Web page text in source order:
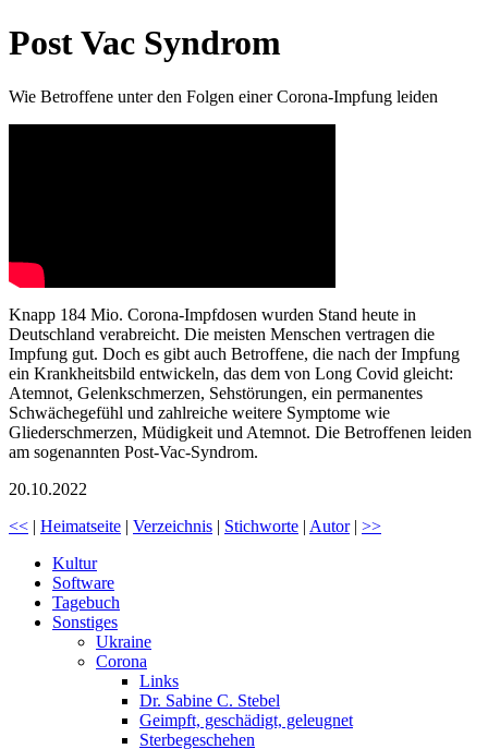
Post Vac Syndrom
Wie Betroffene unter den Folgen einer Corona-Impfung leiden
Knapp 184 Mio. Corona-Impfdosen wurden Stand heute in
Deutschland verabreicht. Die meisten Menschen vertragen die
Impfung gut. Doch es gibt auch Betroffene, die nach der Impfung
ein Krankheitsbild entwickeln, das dem von Long Covid gleicht:
Atemnot, Gelenkschmerzen, Sehstörungen, ein permanentes
Schwächegefühl und zahlreiche weitere Symptome wie
Gliederschmerzen, Müdigkeit und Atemnot. Die Betroffenen leiden
am sogenannten Post-Vac-Syndrom.
20.10.2022
<< | Heimatseite | Verzeichnis | Stichworte | Autor| >>
Kultur
Software
Tagebuch
Sonstiges
Ukraine
Corona
Links
Dr. Sabine C. Stebel
Geimpft, geschädigt, geleugnet
Sterbegeschehen